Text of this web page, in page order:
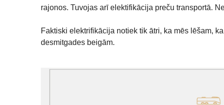
rajonos. Tuvojas arī elektifikācija preču transportā.
Faktiski elektrifikācija notiek tik ātri, ka mēs lēšam,
desmitgades beigām.